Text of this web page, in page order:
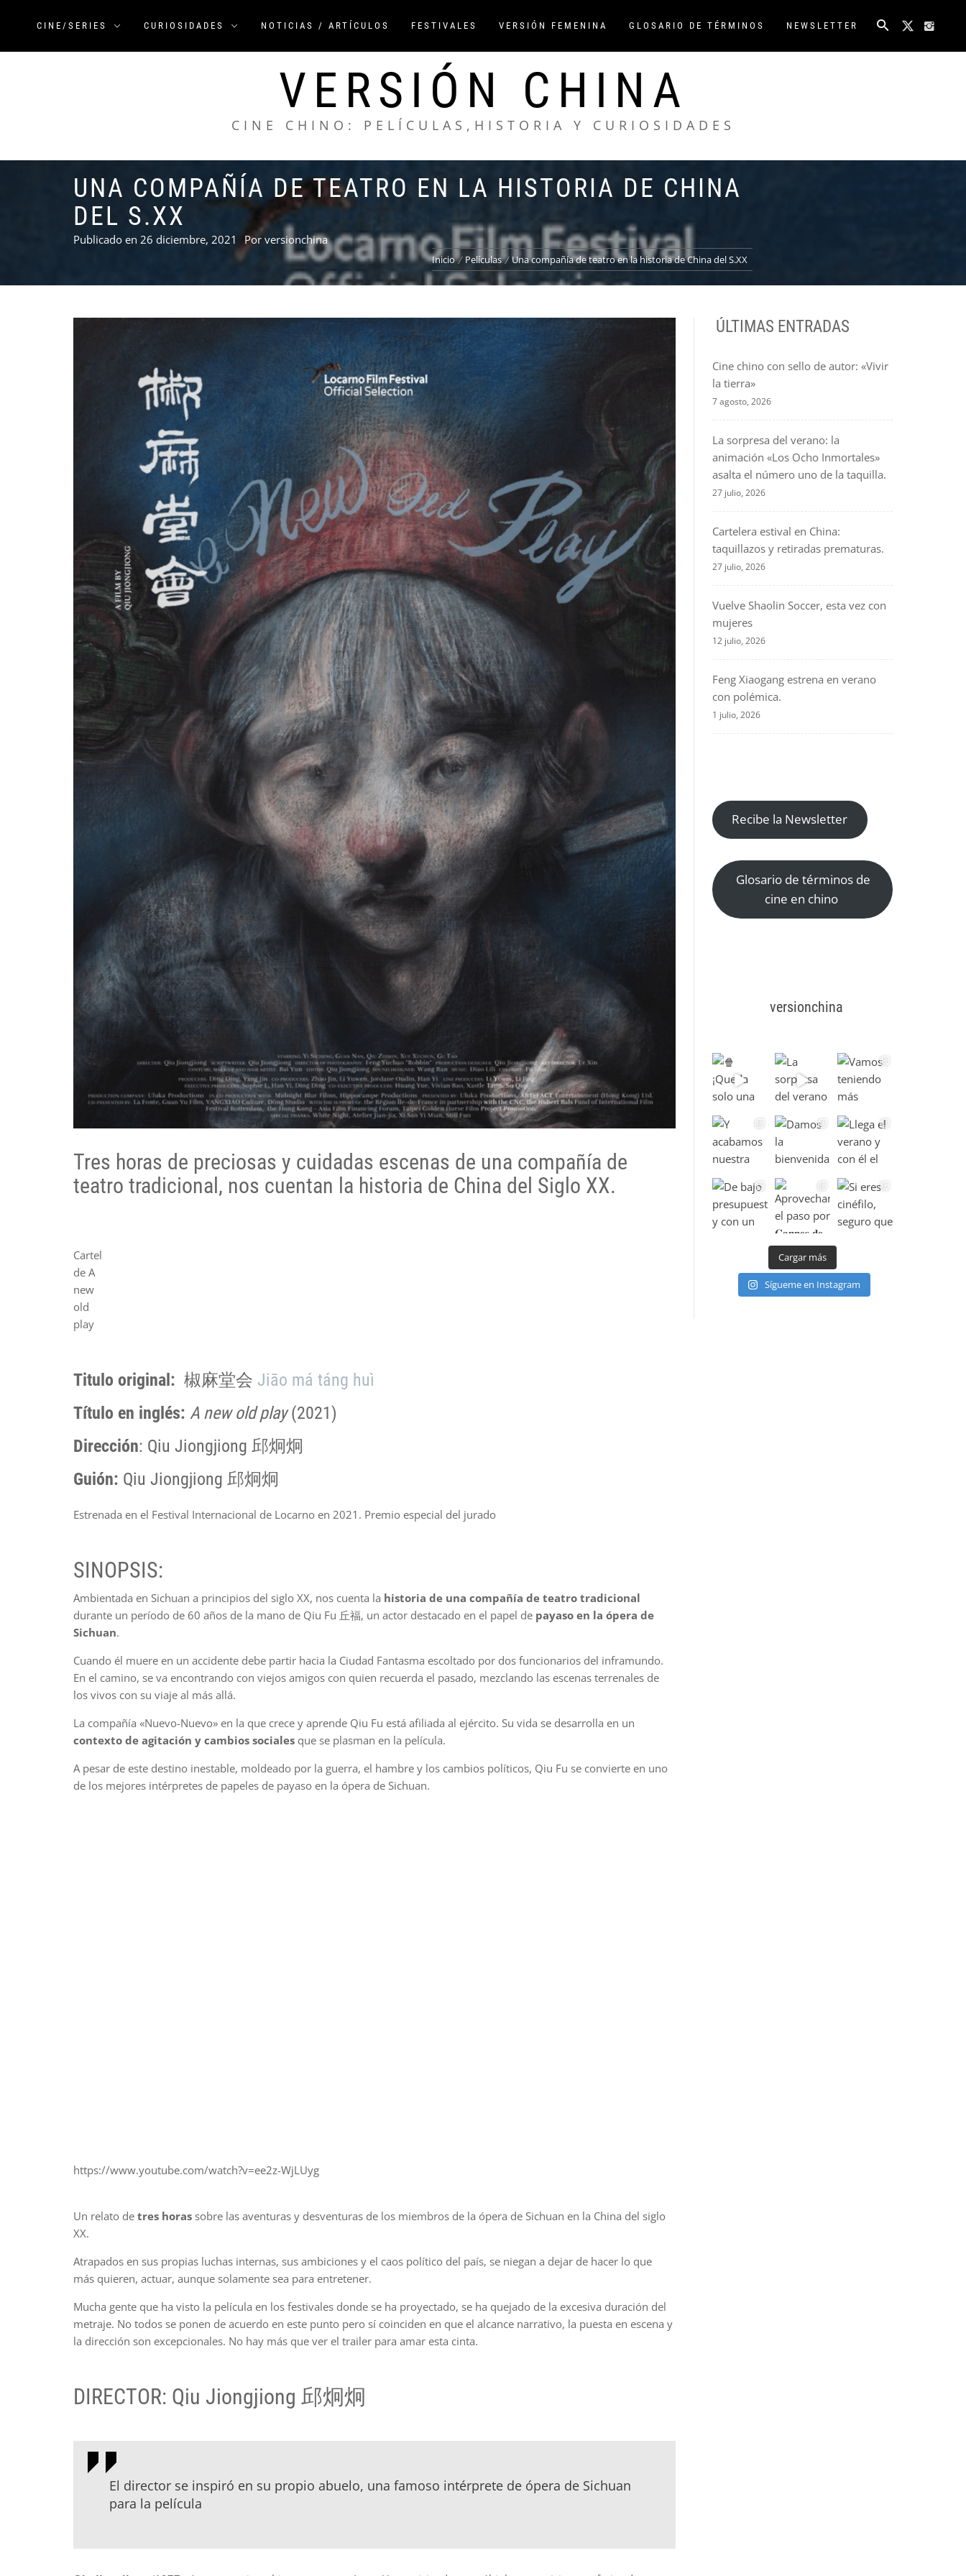
CINE/SERIES CURIOSIDADES NOTICIAS / ARTÍCULOS FESTIVALES VERSIÓN FEMENINA GLOSARIO DE TÉRMINOS NEWSLETTER
VERSIÓN CHINA
CINE CHINO: PELÍCULAS,HISTORIA Y CURIOSIDADES
UNA COMPAÑÍA DE TEATRO EN LA HISTORIA DE CHINA
DEL S.XX
Publicado en 26 diciembre, 2021 Por versionchina
Inicio Películas Una compañía de teatro en la historia de China del S.XX
Tres horas de preciosas y cuidadas escenas de una compañía de
teatro tradicional, nos cuentan la historia de China del Siglo XX.
Cartel
de A
new
old
play
Titulo original: ​ 椒麻堂会 ​ Jiāo má táng huì
Título en inglés: A new old play(2021)
Dirección: Qiu Jiongjiong 邱炯炯
Guión: Qiu Jiongjiong 邱炯炯
Estrenada en el Festival Internacional de Locarno en 2021. Premio especial del jurado
SINOPSIS:
Ambientada en Sichuan a principios del siglo XX, nos cuenta la historia de una compañía de teatro tradicional
durante un período de 60 años de la mano de Qiu Fu 丘福, un actor destacado en el papel de payaso en la ópera de
Sichuan.
Cuando él muere en un accidente debe partir hacia la Ciudad Fantasma escoltado por dos funcionarios del inframundo.
En el camino, se va encontrando con viejos amigos con quien recuerda el pasado, mezclando las escenas terrenales de
los vivos con su viaje al más allá.
La compañía «Nuevo-Nuevo» en la que crece y aprende Qiu Fu está afiliada al ejército. Su vida se desarrolla en un
contexto de agitación y cambios sociales que se plasman en la película.
A pesar de este destino inestable, moldeado por la guerra, el hambre y los cambios políticos, Qiu Fu se convierte en uno
de los mejores intérpretes de papeles de payaso en la ópera de Sichuan.
https://www.youtube.com/watch?v=ee2z-WjLUyg
Un relato de tres horas sobre las aventuras y desventuras de los miembros de la ópera de Sichuan en la China del siglo
XX.
Atrapados en sus propias luchas internas, sus ambiciones y el caos político del país, se niegan a dejar de hacer lo que
más quieren, actuar, aunque solamente sea para entretener.
Mucha gente que ha visto la película en los festivales donde se ha proyectado, se ha quejado de la excesiva duración del
metraje. No todos se ponen de acuerdo en este punto pero sí coinciden en que el alcance narrativo, la puesta en escena y
la dirección son excepcionales. No hay más que ver el trailer para amar esta cinta.
DIRECTOR: Qiu Jiongjiong 邱炯炯
El director se inspiró en su propio abuelo, una famoso intérprete de ópera de Sichuan
para la película
ÚLTIMAS ENTRADAS
Cine chino con sello de autor: «Vivir
la tierra»
7 agosto, 2026
La sorpresa del verano: la
animación «Los Ocho Inmortales»
asalta el número uno de la taquilla.
27 julio, 2026
Cartelera estival en China:
taquillazos y retiradas prematuras.
27 julio, 2026
Vuelve Shaolin Soccer, esta vez con
mujeres
12 julio, 2026
Feng Xiaogang estrena en verano
con polémica.
1 julio, 2026
Recibe la Newsletter
Glosario de términos de
cine en chino
versionchina
Cargar más
Sígueme en Instagram